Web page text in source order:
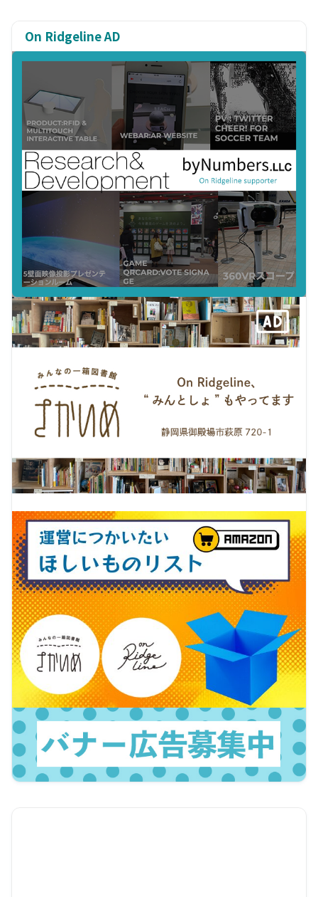
On Ridgeline AD